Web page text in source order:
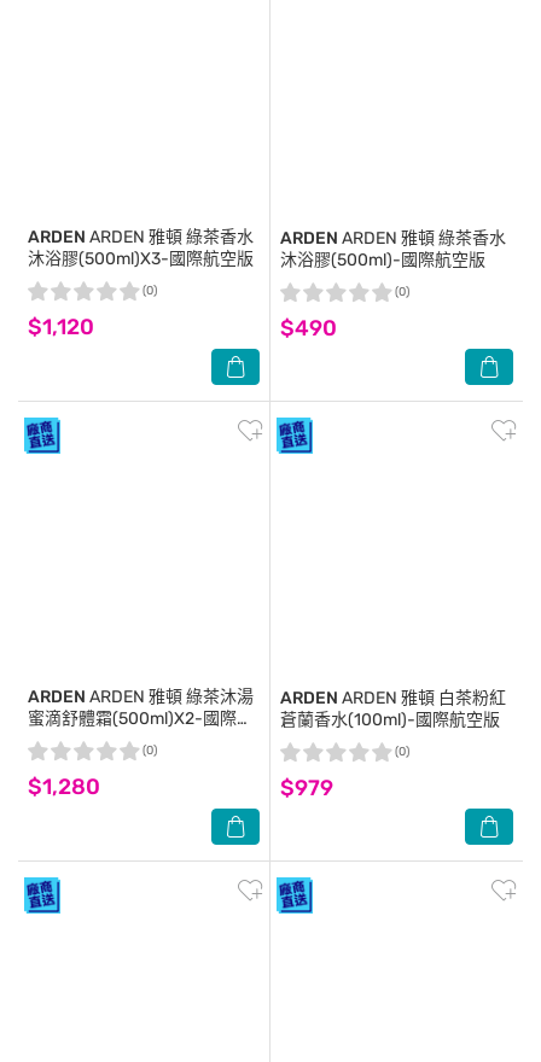
ARDEN ARDEN 雅頓 綠茶香水
沐浴膠(500ml)X3-國際航空版
$1,120
(0)
ARDEN ARDEN 雅頓 綠茶香水
沐浴膠(500ml)-國際航空版
$490
(0)
ARDEN ARDEN 雅頓 綠茶沐湯
蜜滴舒體霜(500ml)X2-國際航
空版
$1,280
(0)
ARDEN ARDEN 雅頓 白茶粉紅
蒼蘭香水(100ml)-國際航空版
$979
(0)